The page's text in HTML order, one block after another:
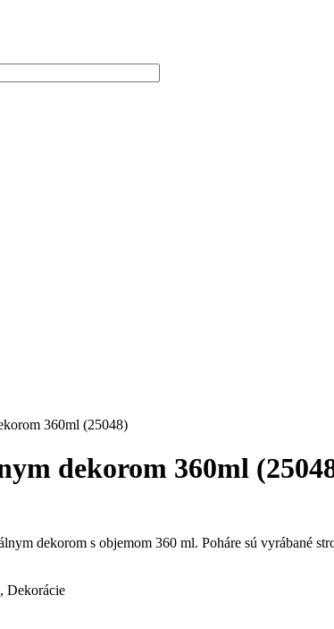
360ml (25048)
dekorom 360ml
dekorom s objemom 360 ml. Poháre sú vyrábané
Dekorácie